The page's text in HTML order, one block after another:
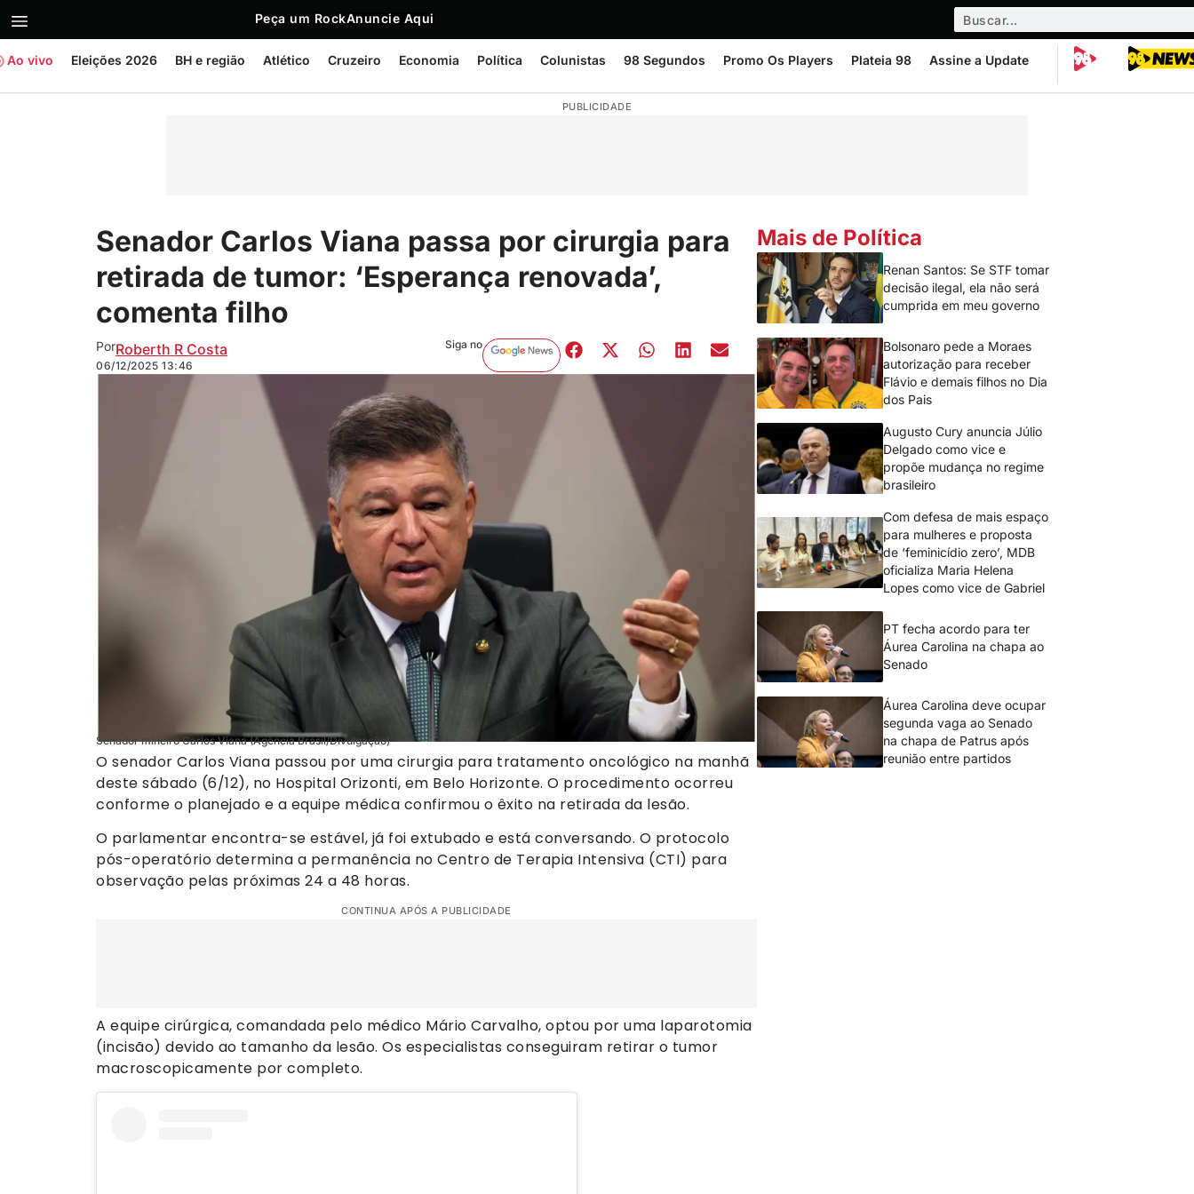
Peça um RockAnuncie Aqui
Ao vivo Eleições 2026 BH e região Atlético Cruzeiro Economia Política Colunistas 98 Segundos Promo Os Players Plateia 98 Assine a Update
PUBLICIDADE
Senador Carlos Viana passa por cirurgia para
retirada de tumor: ‘Esperança renovada’,
comenta filho
PorRoberth R Costa
06/12/2025 13:46
Siga no
Senador mineiro Carlos Viana (Agência Brasil/Divulgação)
O senador Carlos Viana passou por uma cirurgia para tratamento oncológico na manhã
deste sábado (6/12), no Hospital Orizonti, em Belo Horizonte. O procedimento ocorreu
conforme o planejado e a equipe médica confirmou o êxito na retirada da lesão.
O parlamentar encontra-se estável, já foi extubado e está conversando. O protocolo
pós-operatório determina a permanência no Centro de Terapia Intensiva (CTI) para
observação pelas próximas 24 a 48 horas.
CONTINUA APÓS A PUBLICIDADE
A equipe cirúrgica, comandada pelo médico Mário Carvalho, optou por uma laparotomia
(incisão) devido ao tamanho da lesão. Os especialistas conseguiram retirar o tumor
macroscopicamente por completo.
Mais de Política
Renan Santos: Se STF tomar
decisão ilegal, ela não será
cumprida em meu governo
Bolsonaro pede a Moraes
autorização para receber
Flávio e demais filhos no Dia
dos Pais
Augusto Cury anuncia Júlio
Delgado como vice e
propõe mudança no regime
brasileiro
Com defesa de mais espaço
para mulheres e proposta
de ‘feminicídio zero’, MDB
oficializa Maria Helena
Lopes como vice de Gabriel
PT fecha acordo para ter
Áurea Carolina na chapa ao
Senado
Áurea Carolina deve ocupar
segunda vaga ao Senado
na chapa de Patrus após
reunião entre partidos